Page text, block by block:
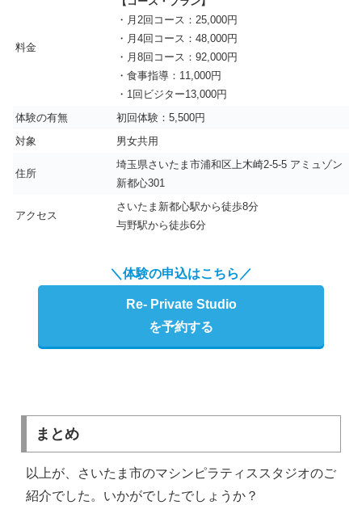
料金
・月2回コース：25,000円
・月4回コース：48,000円
・月8回コース：92,000円
・食事指導：11,000円
・1回ビジター13,000円
体験の有無
初回体験：5,500円
対象
男女共用
住所
埼玉県さいたま市浦和区上木崎2-5-5 アミュゾン
新都心301
アクセス
さいたま新都心駅から徒歩8分
与野駅から徒歩6分
＼体験の申込はこちら／
Re- Private Studio
を予約する
まとめ
以上が、さいたま市のマシンピラティススタジオのご
紹介でした。いかがでしたでしょうか？